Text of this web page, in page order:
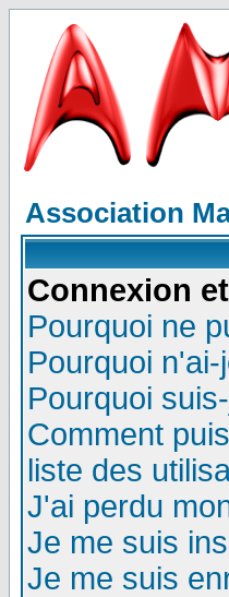
Association
Connexion
Pourquoi ne
Pourquoi
Pourquoi
Comment
liste des
J'ai perdu
Je me suis
Je me suis